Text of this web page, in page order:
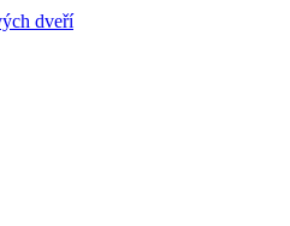
dveří